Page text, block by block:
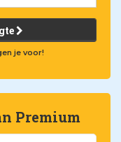
je voor!
Premium